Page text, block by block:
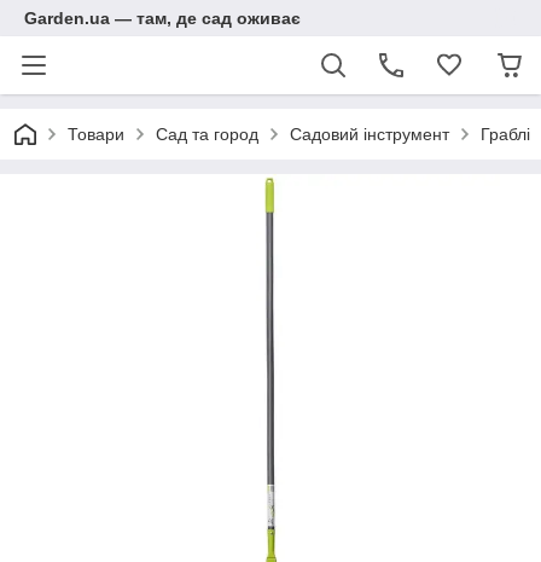
Garden.ua — там, де сад оживає
Товари Сад та город Садовий інструмент Граблі